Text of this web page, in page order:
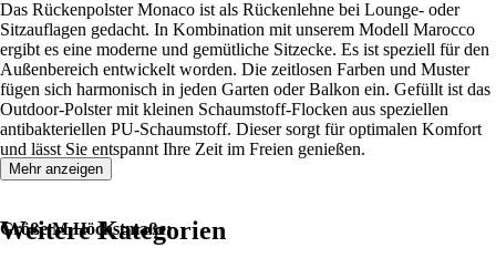
Das Rückenpolster Monaco ist als Rückenlehne bei Lounge- oder
Sitzauflagen gedacht. In Kombination mit unserem Modell Marocco
ergibt es eine moderne und gemütliche Sitzecke. Es ist speziell für den
Außenbereich entwickelt worden. Die zeitlosen Farben und Muster
fügen sich harmonisch in jeden Garten oder Balkon ein. Gefüllt ist das
Outdoor-Polster mit kleinen Schaumstoff-Flocken aus speziellen
antibakteriellen PU-Schaumstoff. Dieser sorgt für optimalen Komfort
und lässt Sie entspannt Ihre Zeit im Freien genießen.
Größe M Höchstmaße:
Mehr anzeigen
Weitere Kategorien